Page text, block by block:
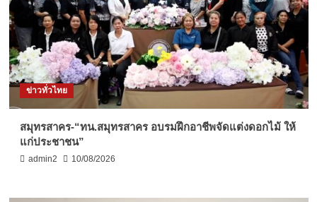
ข่าวทั่วไทย
สมุทรสาคร-“ทน.สมุทรสาคร อบรมฝึกอาชีพจัดแต่งดอกไม้ ให้
แก่ประชาชน”
admin2 10/08/2026